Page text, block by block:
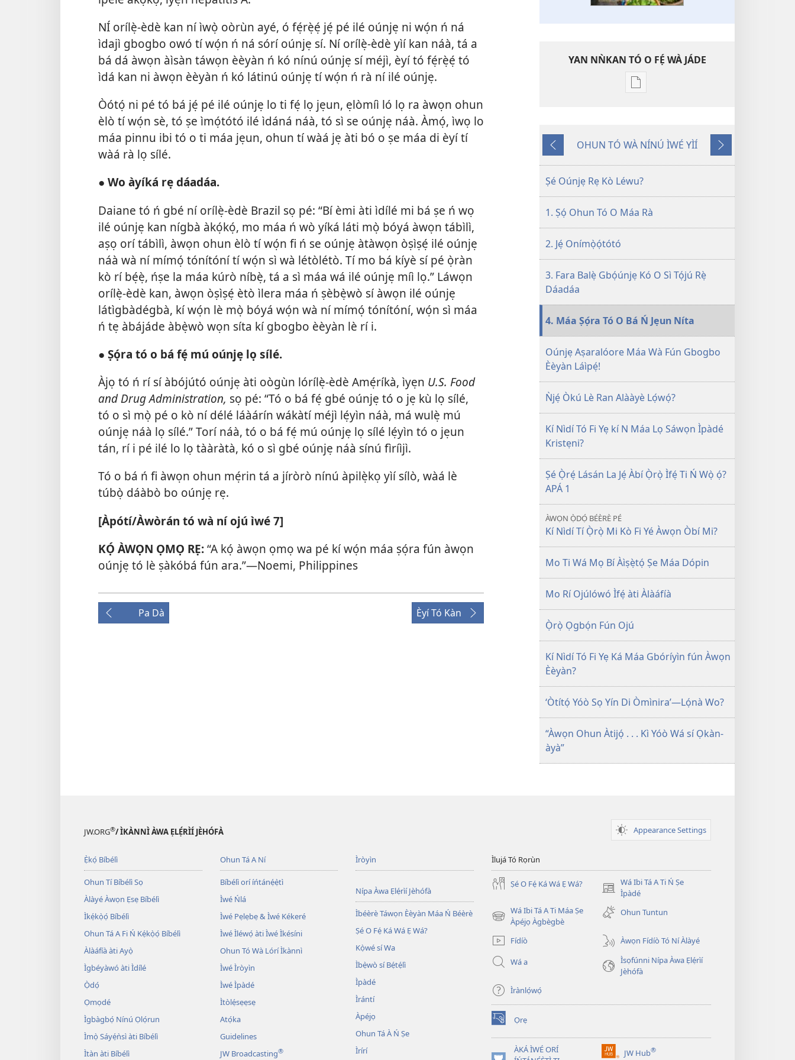
NÍ orílẹ̀-èdè kan ní ìwọ̀ oòrùn ayé, ó fẹ́rẹ̀ẹ́ jẹ́ pé ilé oúnjẹ ni wọ́n ń ná
ìdajì gbogbo owó tí wọ́n ń ná sórí oúnjẹ sí. Ní orílẹ̀-èdè yìí kan náà, tá a
bá dá àwọn àìsàn táwọn èèyàn ń kó nínú oúnjẹ sí méjì, èyí tó fẹ́rẹ̀ẹ́ tó
ìdá kan ni àwọn èèyàn ń kó látinú oúnjẹ tí wọ́n ń rà ní ilé oúnjẹ.
Òótọ́ ni pé tó bá jẹ́ pé ilé oúnjẹ lo ti fẹ́ lọ jẹun, ẹlòmíì ló lọ ra àwọn ohun
èlò tí wọ́n sè, tó ṣe ìmọ́tótó ilé ìdáná náà, tó sì se oúnjẹ náà. Àmọ́, ìwọ lo
máa pinnu ibi tó o ti máa jẹun, ohun tí wàá jẹ àti bó o ṣe máa di èyí tí
wàá rà lọ sílé.
● Wo àyíká rẹ dáadáa.
Daiane tó ń gbé ní orílẹ̀-èdè Brazil sọ pé: “Bí èmi àti ìdílé mi bá ṣe ń wọ
ilé oúnjẹ kan nígbà àkọ́kọ́, mo máa ń wò yíká láti mọ̀ bóyá àwọn tábìlì,
aṣọ orí tábìlì, àwọn ohun èlò tí wọ́n fi ń se oúnjẹ àtàwọn òṣìṣẹ́ ilé oúnjẹ
náà wà ní mímọ́ tónítóní tí wọ́n sì wà létòlétò. Tí mo bá kíyè sí pé ọ̀ràn
kò rí bẹ́ẹ̀, ńṣe la máa kúrò níbẹ̀, tá a sì máa wá ilé oúnjẹ míì lọ.” Láwọn
orílẹ̀-èdè kan, àwọn òṣìṣẹ́ ètò ìlera máa ń ṣèbẹ̀wò sí àwọn ilé oúnjẹ
látìgbàdégbà, kí wọ́n lè mọ̀ bóyá wọ́n wà ní mímọ́ tónítóní, wọ́n sì máa
ń tẹ àbájáde àbẹ̀wò wọn síta kí gbogbo èèyàn lè rí i.
● Ṣọ́ra tó o bá fẹ́ mú oúnjẹ lọ sílé.
Àjọ tó ń rí sí àbójútó oúnjẹ àti oògùn lórílẹ̀-èdè Amẹ́ríkà, ìyẹn U.S. Food
and Drug Administration, sọ pé: “Tó o bá fẹ́ gbé oúnjẹ tó o jẹ kù lọ sílé,
tó o sì mọ̀ pé o kò ní délé láàárín wákàtí méjì lẹ́yìn náà, má wulẹ̀ mú
oúnjẹ náà lọ sílé.” Torí náà, tó o bá fẹ́ mú oúnjẹ lọ sílé lẹ́yìn tó o jẹun
tán, rí i pé ilé lo lọ tààràtà, kó o sì gbé oúnjẹ náà sínú fìríìjì.
Tó o bá ń fi àwọn ohun mẹ́rin tá a jíròrò nínú àpilẹ̀kọ yìí sílò, wàá lè
túbọ̀ dáàbò bo oúnjẹ rẹ.
[Àpótí/Àwòrán tó wà ní ojú ìwé 7]
KỌ́ ÀWỌN ỌMỌ RẸ:“A kọ́ àwọn ọmọ wa pé kí wọ́n máa ṣọ́ra fún àwọn
oúnjẹ tó lè ṣàkóbá fún ara.”—Noemi, Philippines
Pa Dà Èyí Tó Kàn
YAN NǸKAN TÓ O FẸ́ WÀ JÁDE
Bó
wa
jáde
JÍ!
Pa
Dà
OHUN TÓ WÀ NÍNÚ ÌWÉ YÌÍ
Èyí
Tó
Ṣé Oúnjẹ Rẹ Kò Léwu?
1. Ṣọ́ Ohun Tó O Máa Rà
2. Jẹ́ Onímọ̀ọ́tótó
3. Fara Balẹ̀ Gbọ́únjẹ Kó O Sì Tọ́jú Rẹ̀
Dáadáa
4. Máa Ṣọ́ra Tó O Bá Ń Jẹun Níta
Oúnjẹ Aṣaralóore Máa Wà Fún Gbogbo
Èèyàn Láìpẹ́!
Ǹjẹ́ Òkú Lè Ran Alààyè Lọ́wọ́?
Kí Nìdí Tó Fi Yẹ kí N Máa Lọ Sáwọn Ìpàdé
Kristẹni?
Ṣé Ọ̀rẹ́ Lásán La Jẹ́ Àbí Ọ̀rọ̀ Ìfẹ́ Ti Ń Wọ̀ ọ́?
APÁ 1
ÀWỌN Ọ̀DỌ́ BÉÈRÈ PÉ
Kí Nìdí Tí Ọ̀rọ̀ Mi Kò Fi Yé Àwọn Òbí Mi?
Mo Ti Wá Mọ Bí Àìṣẹ̀tọ́ Ṣe Máa Dópin
Mo Rí Ojúlówó Ìfẹ́ àti Àlàáfíà
Ọ̀rọ̀ Ọgbọ́n Fún Ojú
Kí Nìdí Tó Fi Yẹ Ká Máa Gbóríyìn fún Àwọn
Èèyàn?
‘Òtítọ́ Yóò Sọ Yín Di Òmìnira’—Lọ́nà Wo?
“Àwọn Ohun Àtijọ́ . . . Kì Yóò Wá sí Ọkàn-
àyà”
JW.ORG®/ ÌKÀNNÌ ÀWA ẸLẸ́RÌÍ JÈHÓFÀ Appearance Settings
Ẹ̀kọ́ Bíbélì
Ohun Tí Bíbélì Sọ
Àlàyé Àwọn Ẹsẹ Bíbélì
Ìkẹ́kọ̀ọ́ Bíbélì
Ohun Tá A Fi Ń Kẹ́kọ̀ọ́ Bíbélì
Àlàáfíà àti Ayọ̀
Ìgbéyàwó àti Ìdílé
Ọ̀dọ́
Ọmọdé
Ìgbàgbọ́ Nínú Ọlọ́run
Ìmọ̀ Sáyẹ́ǹsì àti Bíbélì
Ìtàn àti Bíbélì
Ohun Tá A Ní
Bíbélì orí íńtánẹ́ẹ̀tì
Ìwé Ńlá
Ìwé Pẹlẹbẹ & Ìwé Kékeré
Ìwé Ìléwọ́ àti Ìwé Ìkésíni
Ohun Tó Wà Lórí Ìkànnì
Ìwé Ìròyìn
Ìwé Ìpàdé
Ìtòlẹ́sẹẹsẹ
Atọ́ka
Guidelines
JW Broadcasting®
Ìròyìn
Nípa Àwa Ẹlẹ́rìí Jèhófà
Ìbéèrè Táwọn Èèyàn Máa Ń Béèrè
Ṣé O Fẹ́ Ká Wá Ẹ Wá?
Kọ̀wé sí Wa
Ìbẹ̀wò sí Bẹ́tẹ́lì
Ìpàdé
Ìrántí
Àpéjọ
Ohun Tá À Ń Ṣe
Ìrírí
Ìlujá Tó Rọrùn
Ṣé O Fẹ́ Ká Wá Ẹ Wá?
Wá Ibi Tá A Ti Ń Ṣe
Ìpàdé
(opens
new
window)
Wá Ibi Tá A Ti Máa Ṣe
Àpéjọ Àgbègbè
(opens
window)
Ohun Tuntun
Fídíò
Àwọn Fídíò Tó Ní Àlàyé
Wá a
Ìsọfúnni Nípa Àwa Ẹlẹ́rìí
Jèhófà
Ìrànlọ́wọ́
Ọrẹ
(opens
new
window)ÀKÁ ÌWÉ ORÍ
JW Hub®